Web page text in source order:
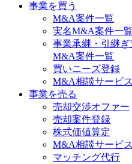
事業を買う
M&A案件一覧
実名M&A案件一覧
事業承継・引継
M&A案件一覧
買いニーズ登録
M&A相談サービ
事業を売る
売却交渉オファー
売却案件登録
株式価値算定
M&A相談サービ
マッチング代行